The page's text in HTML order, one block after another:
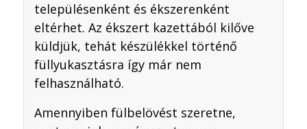
településenként és ékszerenként
eltérhet. Az ékszert kazettából kilőve
küldjük, tehát készülékkel történő
füllyukasztásra így már nem
felhasználható.
Amennyiben fülbelövést szeretne,